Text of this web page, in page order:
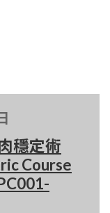
穩定術
Course